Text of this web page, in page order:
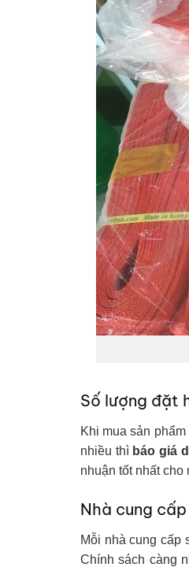
Số lượng đặt
Khi mua sản
nhiều thì báo giá
nhuận tốt nhất cho
Nhà cung cấp
Mỗi nhà cung cấp
Chính sách càng